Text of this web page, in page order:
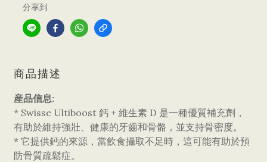
分享到
商品描述
産品信息:
* Swisse Ultiboost 鈣 + 維生素 D 是一種優質補充劑，
有助於維持強壯、健康的牙齒和骨骼，並支持骨密度。
* 它提供鈣的來源，當飲食攝取不足時，這可能有助於預
防骨質疏鬆症。